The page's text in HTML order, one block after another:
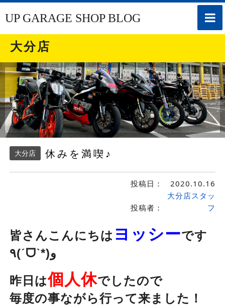
toggle
UP GARAGE SHOP BLOG
大分店
大分店 休みを満喫♪
投稿日： 2020.10.16
投稿者：
大分店スタッ
フ
皆さんこんにちは ヨッシーです
٩(ˊᗜˋ*)و
昨日は個人休でしたので
毎度の事ながら行って来ました！